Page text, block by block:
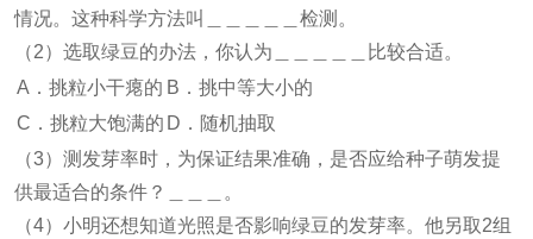
情况。这种科学方法叫＿＿＿＿＿检测。
（2）选取绿豆的办法，你认为＿＿＿＿＿比较合适。
A．挑粒小干瘪的 B．挑中等大小的
C．挑粒大饱满的 D．随机抽取
（3）测发芽率时，为保证结果准确，是否应给种子萌发提
供最适合的条件？＿＿＿。
（4）小明还想知道光照是否影响绿豆的发芽率。他另取2组